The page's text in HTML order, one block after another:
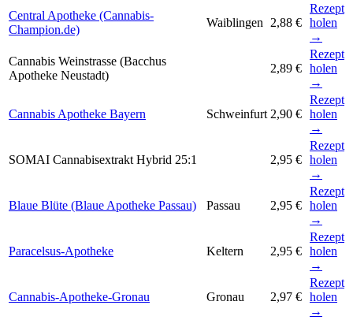
Central Apotheke (Cannabis-
Champion.de)
Waiblingen 2,88 €
Rezept
holen
→
Cannabis Weinstrasse (Bacchus
Apotheke Neustadt)
2,89 €
Rezept
holen
→
Cannabis Apotheke Bayern Schweinfurt 2,90 €
Rezept
holen
→
SOMAI Cannabisextrakt Hybrid 25:1 2,95 €
Rezept
holen
→
Blaue Blüte (Blaue Apotheke Passau) Passau 2,95 €
Rezept
holen
→
Paracelsus-Apotheke Keltern 2,95 €
Rezept
holen
→
Cannabis-Apotheke-Gronau Gronau 2,97 €
Rezept
holen
→